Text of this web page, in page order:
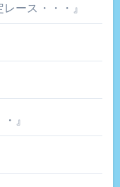
ース・・・』
』